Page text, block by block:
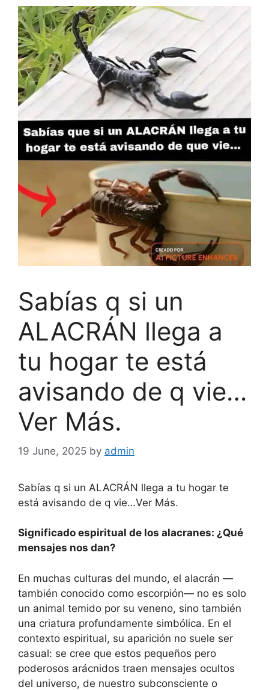
Sabías q si un
ALACRÁN llega a
tu hogar te está
avisando de q vie…
Ver Más.
19 June, 2025 by admin
Sabías q si un ALACRÁN llega a tu hogar te
está avisando de q vie…Ver Más.
Significado espiritual de los alacranes: ¿Qué
mensajes nos dan?
En muchas culturas del mundo, el alacrán —
también conocido como escorpión— no es solo
un animal temido por su veneno, sino también
una criatura profundamente simbólica. En el
contexto espiritual, su aparición no suele ser
casual: se cree que estos pequeños pero
poderosos arácnidos traen mensajes ocultos
del universo, de nuestro subconsciente o